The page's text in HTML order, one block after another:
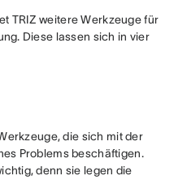
TRIZ weitere Werkzeuge für
Diese lassen sich in vier
die sich mit der
Problems beschäftigen.
denn sie legen die